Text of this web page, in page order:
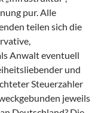
pur. Alle
teilen sich die
Anwalt eventuell
und
Steuerzahler
jeweils